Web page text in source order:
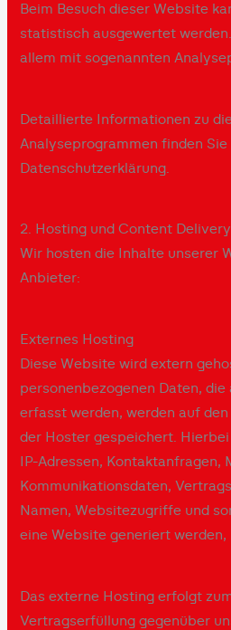
Beim Besuch dieser Website
statistisch ausgewertet
allem mit sogenannten
Detaillierte Informationen zu
Analyseprogrammen finden
Datenschutzerklärung.
2. Hosting und Content
Wir hosten die Inhalte unserer
Anbieter:
Externes Hosting
Diese Website wird extern
personenbezogenen Daten,
erfasst werden, werden auf
der Hoster gespeichert. Hierbei
IP-Adressen, Kontaktanfragen,
Kommunikationsdaten,
Namen, Websitezugriffe und
eine Website generiert werden,
Das externe Hosting erfolgt
Vertragserfüllung gegenüber